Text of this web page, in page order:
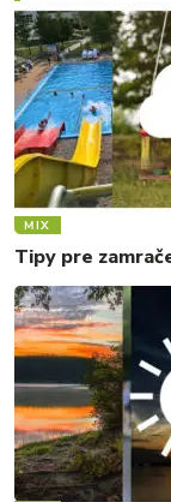
MIX
Tipy pre